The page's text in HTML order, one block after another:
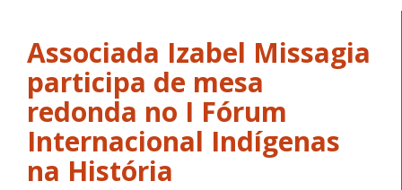
Associada Izabel Missagia
participa de mesa
redonda no I Fórum
Internacional Indígenas
na História